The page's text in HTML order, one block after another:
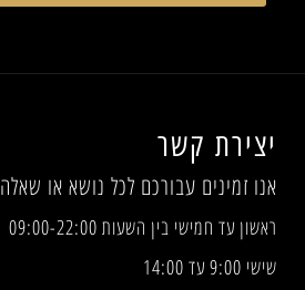
יצירת קשר
אנו זמינים עבורכם לכל נושא או שאלה
ראשון עד חמישי בין השעות 09:00-22:00
שישי 9:00 עד 14:00